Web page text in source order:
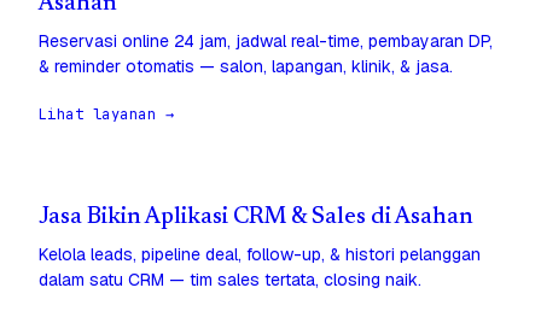
Reservasi online 24 jam, jadwal real-time, pembayaran DP,
& reminder otomatis — salon, lapangan, klinik, & jasa.
Lihat layanan →
Jasa Bikin Aplikasi CRM & Sales di Asahan
Kelola leads, pipeline deal, follow-up, & histori pelanggan
dalam satu CRM — tim sales tertata, closing naik.